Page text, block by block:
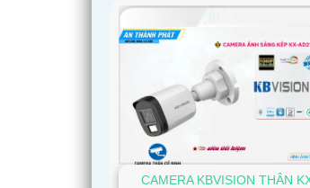
CAMERA KBVISION THÂN